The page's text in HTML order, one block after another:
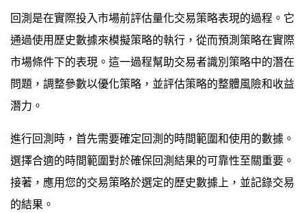
回測是在實際投入市場前評估量化交易策略表現的過程。它
通過使用歷史數據來模擬策略的執行，從而預測策略在實際
市場條件下的表現。這一過程幫助交易者識別策略中的潛在
問題，調整參數以優化策略，並評估策略的整體風險和收益
潛力。
進行回測時，首先需要確定回測的時間範圍和使用的數據。
選擇合適的時間範圍對於確保回測結果的可靠性至關重要。
接著，應用您的交易策略於選定的歷史數據上，並記錄交易
的結果。